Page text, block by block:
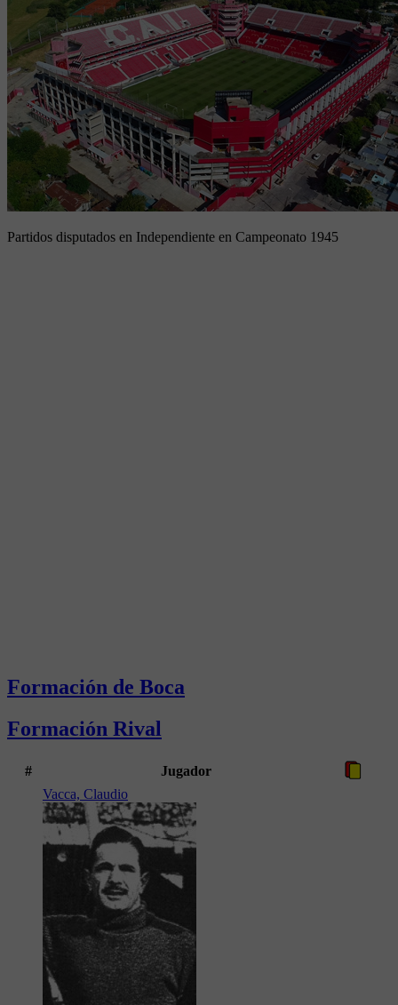
Partidos disputados en Independiente en Campeonato 1945
Formación de Boca
Formación Rival
#
Jugador
Vacca, Claudio